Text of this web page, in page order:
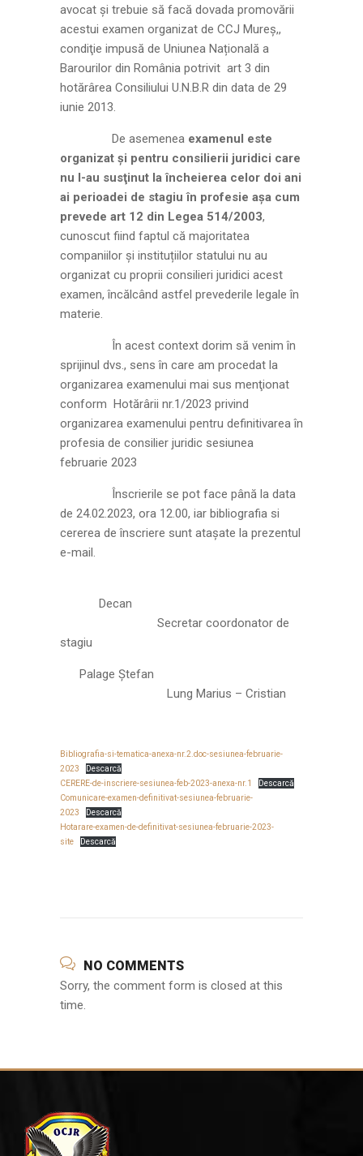
avocat şi trebuie să facă dovada promovării
acestui examen organizat de CCJ Mureș,,
condiţie impusă de Uniunea Națională a
Barourilor din România potrivit art 3 din
hotărârea Consiliului U.N.B.R din data de 29
iunie 2013.
De asemenea examenul este
organizat şi pentru consilierii juridici care
nu l-au susţinut la încheierea celor doi ani
ai perioadei de stagiu în profesie așa cum
prevede art 12 din Legea 514/2003,
cunoscut fiind faptul că majoritatea
companiilor și instituțiilor statului nu au
organizat cu proprii consilieri juridici acest
examen, încălcând astfel prevederile legale în
materie.
În acest context dorim să venim în
sprijinul dvs., sens în care am procedat la
organizarea examenului mai sus menţionat
conform Hotărârii nr.1/2023 privind
organizarea examenului pentru definitivarea în
profesia de consilier juridic sesiunea
februarie 2023
Înscrierile se pot face până la data
de 24.02.2023, ora 12.00, iar bibliografia si
cererea de înscriere sunt ataşate la prezentul
e-mail.
Decan
Secretar coordonator de
stagiu
Palage Ştefan
Lung Marius – Cristian
Bibliografia-si-tematica-anexa-nr.2.doc-sesiunea-februarie-
2023
Descarcă
CERERE-de-inscriere-sesiunea-feb-2023-anexa-nr.1
Descarcă
Comunicare-examen-definitivat-sesiunea-februarie-
2023
Descarcă
Hotarare-examen-de-definitivat-sesiunea-februarie-2023-
site
Descarcă
NO COMMENTS
Sorry, the comment form is closed at this
time.